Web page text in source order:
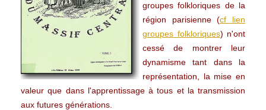
groupes folkloriques de la
région parisienne (cf lien
groupes folkloriques) n'ont
cessé de montrer leur
dynamisme tant dans la
représentation, la mise en
valeur que dans l'apprentissage à tous et la transmission
aux futures générations.